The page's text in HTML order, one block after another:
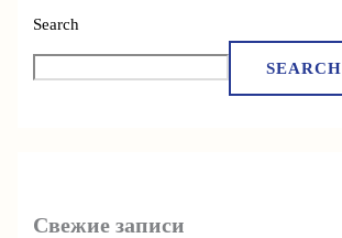
Search
SEARCH
Свежие записи